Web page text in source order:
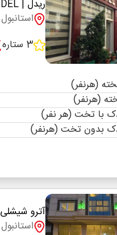
ریدل | REYDEL
استانبول
3 ستاره
با تخت (هر نفر)
بدون تخت (هرنفر)
آترو شیشلی
استانبول